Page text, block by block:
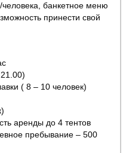
банкетное меню
принести свой
( 8 – 10 человек)
аренды до 4 тентов
пребывание – 500